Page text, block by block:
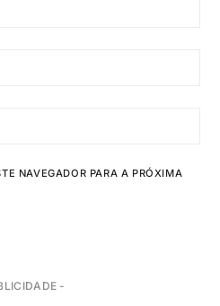
NAVEGADOR PARA A PRÓXIMA
-